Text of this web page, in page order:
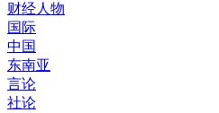
财经人物
国际
中国
东南亚
言论
社论